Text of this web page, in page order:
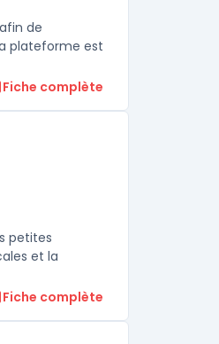
de
plateforme est
Fiche complète
petites
et la
Fiche complète